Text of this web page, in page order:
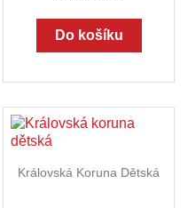
Do košíku
Královská Koruna Dětská